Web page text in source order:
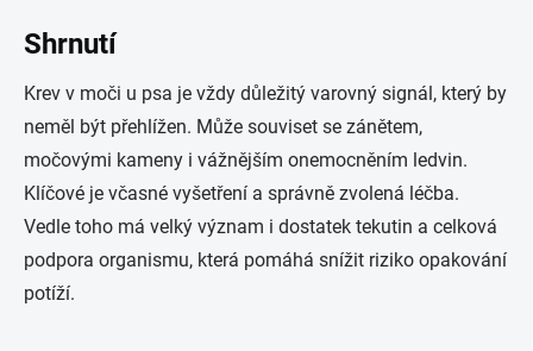
Shrnutí
Krev v moči u psa je vždy důležitý varovný signál, který by
neměl být přehlížen. Může souviset se zánětem,
močovými kameny i vážnějším onemocněním ledvin.
Klíčové je včasné vyšetření a správně zvolená léčba.
Vedle toho má velký význam i dostatek tekutin a celková
podpora organismu, která pomáhá snížit riziko opakování
potíží.